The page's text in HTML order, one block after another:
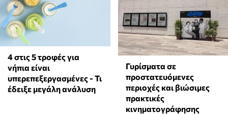
4 στις 5 τροφές για
νήπια είναι
υπερεπεξεργασμένες - Τι
έδειξε μεγάλη ανάλυση
Γυρίσματα σε
προστατευόμενες
περιοχές και βιώσιμες
πρακτικές
κινηματογράφησης